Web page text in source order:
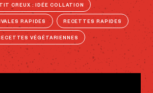
CREUX : IDÉE COLLATION
RAPIDES RECETTES RAPIDES
VÉGÉTARIENNES